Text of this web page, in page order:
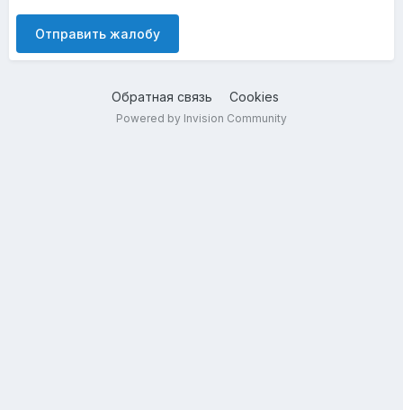
Отправить жалобу
Обратная связь Cookies
Powered by Invision Community